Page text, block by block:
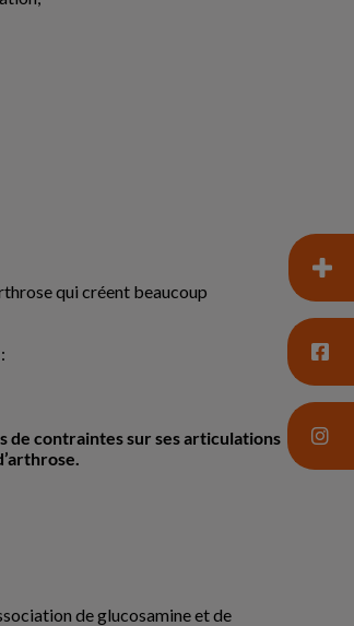
qui créent beaucoup
de contraintes sur ses articulations
de glucosamine et de